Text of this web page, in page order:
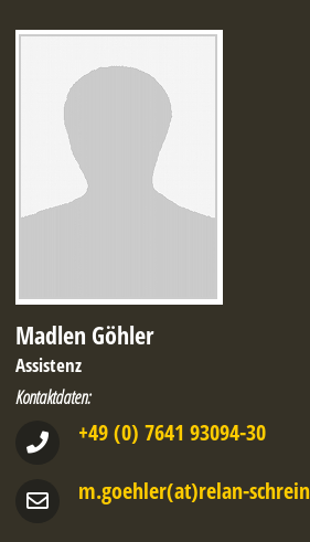
Madlen Göhler
Assistenz
Kontaktdaten:
+49 (0) 7641 93094-30
m.goehler(at)relan-